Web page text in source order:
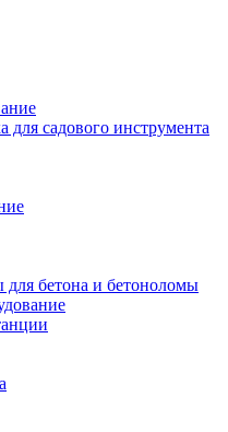
для садового инструмента
бетона и бетоноломы